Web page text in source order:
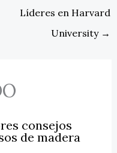
Líderes en Harvard
University →
consejos
de madera